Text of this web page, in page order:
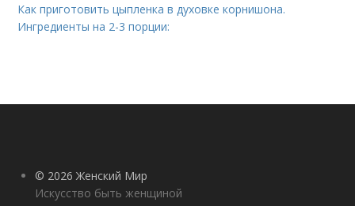
Как приготовить цыпленка в духовке корнишона.
Ингредиенты на 2-3 порции:
© 2026 Женский Мир
Искусство быть женщиной